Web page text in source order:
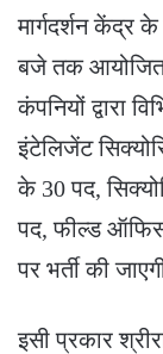
मार्गदर्शन केंद्र
बजे तक आयोजित
कंपनियों द्वारा
इंटेलिजेंट
के 30 पद,
पद, फील्ड
पर भर्ती की
इसी प्रकार